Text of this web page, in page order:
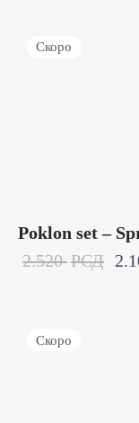
Скоро
Poklon set –
2.520РСД
Скоро